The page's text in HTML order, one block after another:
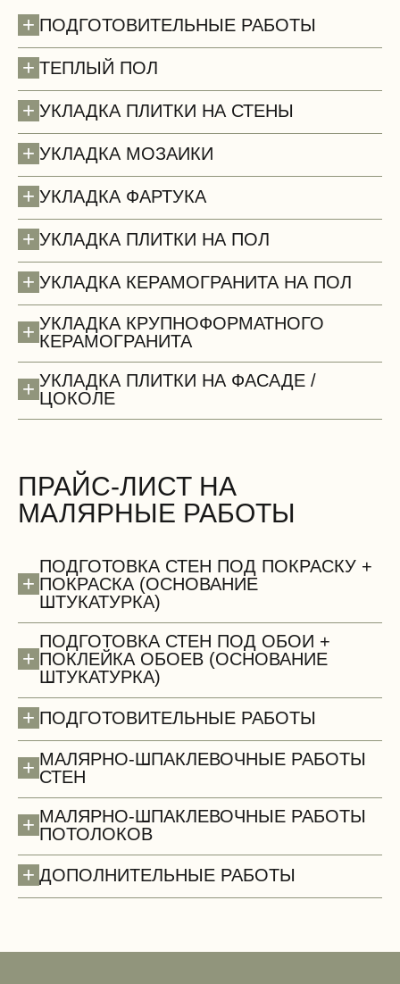
Сантехнические работы (демонтаж)
+ ПОДГОТОВИТЕЛЬНЫЕ РАБОТЫ
+ ТЕПЛЫЙ ПОЛ
+ УКЛАДКА ПЛИТКИ НА СТЕНЫ
+ УКЛАДКА МОЗАИКИ
+ УКЛАДКА ФАРТУКА
+ УКЛАДКА ПЛИТКИ НА ПОЛ
+ УКЛАДКА КЕРАМОГРАНИТА НА ПОЛ
+ УКЛАДКА КРУПНОФОРМАТНОГО
КЕРАМОГРАНИТА
+ УКЛАДКА ПЛИТКИ НА ФАСАДЕ /
ЦОКОЛЕ
ПРАЙС-ЛИСТ НА
МАЛЯРНЫЕ РАБОТЫ
+
ПОДГОТОВКА СТЕН ПОД ПОКРАСКУ +
ПОКРАСКА (ОСНОВАНИЕ
ШТУКАТУРКА)
+
ПОДГОТОВКА СТЕН ПОД ОБОИ +
ПОКЛЕЙКА ОБОЕВ (ОСНОВАНИЕ
ШТУКАТУРКА)
+ ПОДГОТОВИТЕЛЬНЫЕ РАБОТЫ
+ МАЛЯРНО-ШПАКЛЕВОЧНЫЕ РАБОТЫ
СТЕН
+ МАЛЯРНО-ШПАКЛЕВОЧНЫЕ РАБОТЫ
ПОТОЛОКОВ
+ ДОПОЛНИТЕЛЬНЫЕ РАБОТЫ